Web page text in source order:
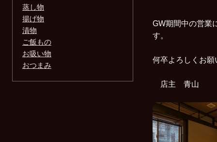
GW期間中の営業
す。
何卒よろしくお
店主 青山
蒸し物
揚げ物
漬物
ご飯もの
お吸い物
おつまみ